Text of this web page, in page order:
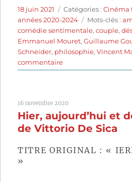
Publié
le
18 juin 2021 Catégories
Catégories :Cinéma
années 2020-2024
Étiquettes
Mots-clés :
comédie sentimentale,couple,
Emmanuel Mouret,Guillaume
Schneider, philosophie,Vincent
commentairesur
Les
dit,
les
choses
fait
16 novembre 2020
Hier, aujourd’hui et
de Vittorio De Sica
TITRE ORIGINAL : «
»